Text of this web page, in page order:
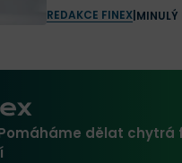
REDAKCE FINEX| MINULÝ
Pomáháme dělat chytrá